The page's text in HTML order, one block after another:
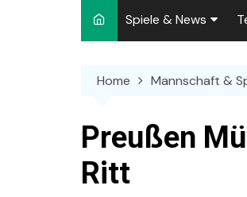
Spiele & News
Team-News
Punktspiele
Testspiele
Home Mannschaft &
Preußen
Ritt